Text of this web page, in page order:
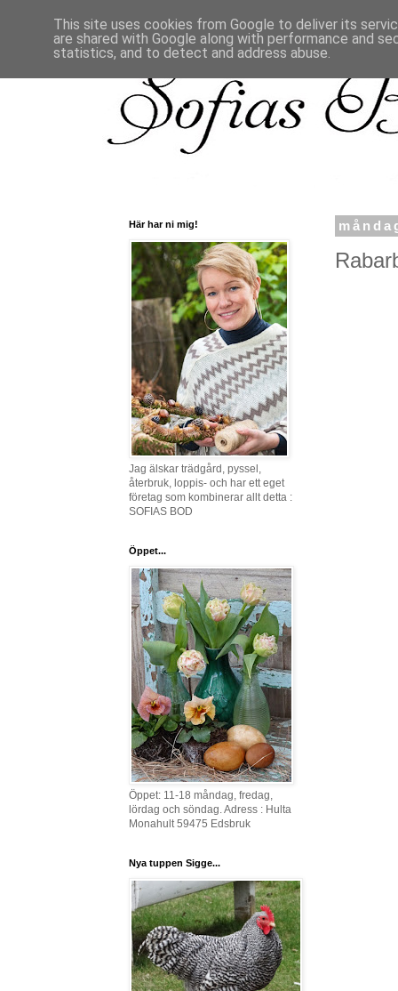
Här har ni mig!
Jag älskar trädgård, pyssel,
återbruk, loppis- och har ett eget
företag som kombinerar allt detta :
SOFIAS BOD
Öppet...
Öppet: 11-18 måndag, fredag,
lördag och söndag. Adress : Hulta
Monahult 59475 Edsbruk
Nya tuppen Sigge...
This site uses cookies from Google to deliver its
are shared with Google along with performance and
statistics, and to detect and address abuse.